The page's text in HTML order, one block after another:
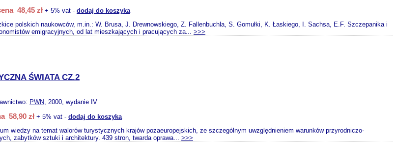
48,45 zł + 5% vat - dodaj do koszyka
polskich naukowców, m.in.: W. Brusa, J. Drewnowskiego, Z. Fallenbuchla, S. Gomułki, K. Łaskiego, I. Sachsa, E.F. Szczepanika i
emigracyjnych, od lat mieszkających i pracujących za... >>>
ŚWIATA CZ.2
PWN, 2000, wydanie IV
58,90 zł + 5% vat - dodaj do koszyka
wiedzy na temat walorów turystycznych krajów pozaeuropejskich, ze szczególnym uwzględnieniem warunków przyrodniczo-
zabytków sztuki i architektury. 439 stron, twarda oprawa... >>>